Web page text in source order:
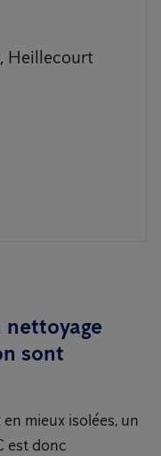
Heillecourt
nettoyage
sont
mieux isolées, un
est donc